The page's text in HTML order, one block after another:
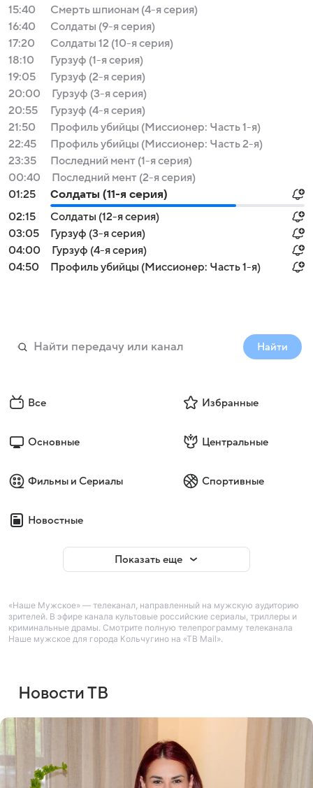
15:40
Смерть шпионам (4-я серия)
16:40
Солдаты (9-я серия)
17:20
Солдаты 12 (10-я серия)
18:10
Гурзуф (1-я серия)
19:05
Гурзуф (2-я серия)
20:00
Гурзуф (3-я серия)
20:55
Гурзуф (4-я серия)
21:50
Профиль убийцы (Миссионер: Часть 1-я)
22:45
Профиль убийцы (Миссионер: Часть 2-я)
23:35
Последний мент (1-я серия)
00:40
Последний мент (2-я серия)
01:25
Солдаты (11-я серия)
02:15
Солдаты (12-я серия)
03:05
Гурзуф (3-я серия)
04:00
Гурзуф (4-я серия)
04:50
Профиль убийцы (Миссионер: Часть 1-я)
Найти
Все Избранные
Основные Центральные
Фильмы и Сериалы Спортивные
Новостные
Показать еще
«Наше Мужское» — телеканал, направленный на мужскую аудиторию
зрителей. В эфире канала культовые российские сериалы, триллеры и
криминальные драмы. Смотрите полную телепрограмму телеканала
Наше мужское для города Кольчугино на «ТВ Mail».
Новости ТВ